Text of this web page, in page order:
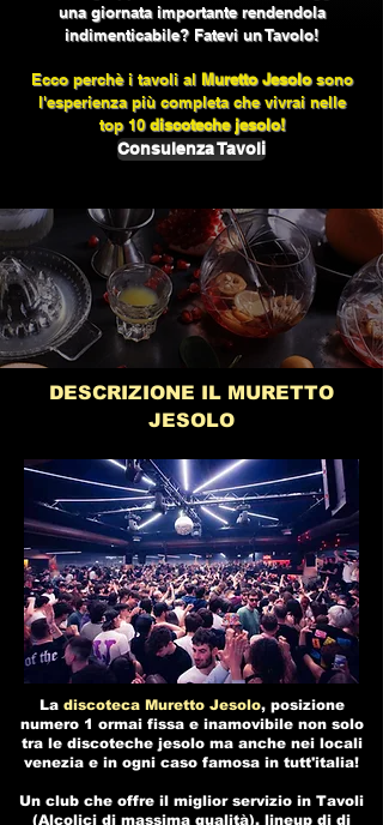
una giornata importante rendendola
indimenticabile? Fatevi un Tavolo!
Ecco perchè i tavoli al Muretto Jesolosono
l'esperienza più completa che vivrai nelle
top 10discoteche jesolo!
Consulenza Tavoli
DESCRIZIONE IL MURETTO
JESOLO
La discoteca Muretto Jesolo, posizione
numero 1 ormai fissa e inamovibile non solo
tra le discoteche jesoloma anche nei locali
venezia e in ogni caso famosa in tutt'italia!
Un club che offre il miglior servizio in Tavoli
(Alcolici di massima qualità), lineup di dj